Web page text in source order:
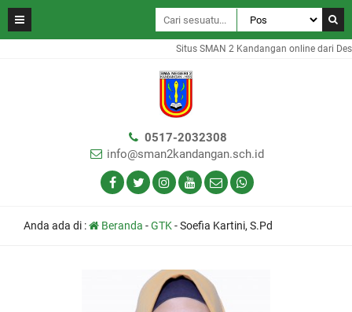
Situs SMAN 2 Kandangan online dari
0517-2032308
info@sman2kandangan.sch.id
Anda ada di : Beranda -GTK-Soefia Kartini, S.Pd